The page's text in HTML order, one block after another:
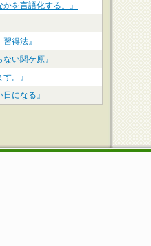
かを言語化する。』
得法』
ない関ケ原』
。』
になる』